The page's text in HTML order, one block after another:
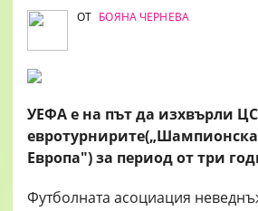
ОТ БОЯНА ЧЕРНЕВА
УЕФА е на път да изхвърли
Европа") за период от три
Футболната асоциация